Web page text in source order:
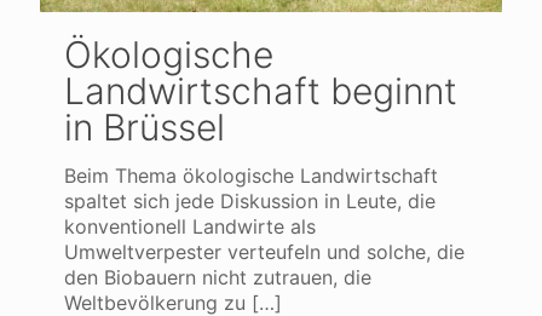
Ökologische
Landwirtschaft beginnt
in Brüssel
Beim Thema ökologische Landwirtschaft
spaltet sich jede Diskussion in Leute, die
konventionell Landwirte als
Umweltverpester verteufeln und solche, die
den Biobauern nicht zutrauen, die
Weltbevölkerung zu […]